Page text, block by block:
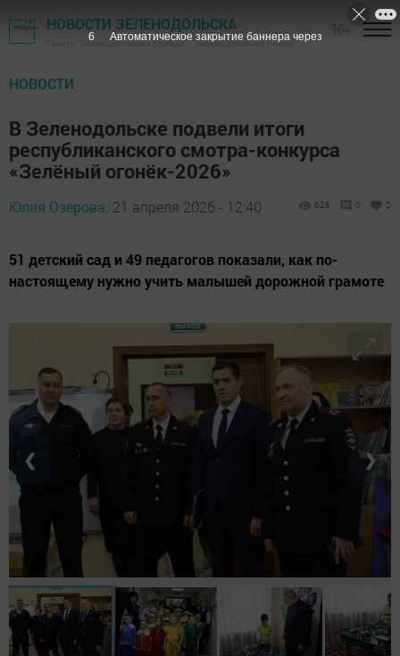
НОВОСТИ ЗЕЛЕНОДОЛЬСКА
Газета "Зеленодольская правда" - Зеленодольский район
НОВОСТИ
В Зеленодольске подвели итоги
республиканского смотра-конкурса
«Зелёный огонёк-2026»
Юлия Озерова, 21 апреля 2026 - 12:40 628 0 0
51 детский сад и 49 педагогов показали, как по-
настоящему нужно учить малышей дорожной грамоте
❮ ❯
4 Автоматическое закрытие баннера через